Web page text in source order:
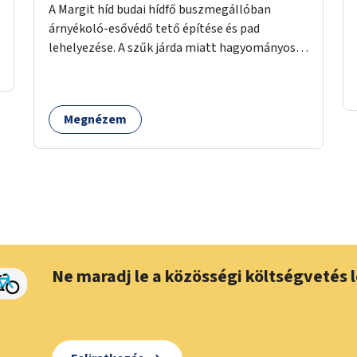
A Margit híd budai hídfő buszmegállóban
árnyékoló-esővédő tető építése és pad
lehelyezése. A szűk járda miatt hagyományos
Megnézem
Ne maradj le a közösségi